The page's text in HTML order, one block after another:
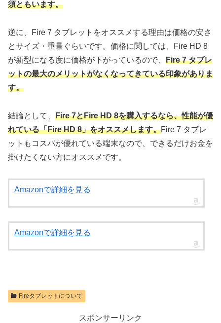
須ともいます。
逆に、Fire 7 タブレットをオススメする理由は価格の安さ
とサイズ・重量ぐらいです。価格に関しては、Fire HD 8
が新型になる度に価格が下がっているので、 Fire 7 タブレ
ットの最大のメリットがなくなってきている印象がありま
す。
結論として、 Fire 7とFire HD 8を購入するなら、性能が優
れている「Fire HD 8」をオススメします。Fire 7 タブレ
ットもコスパが優れている端末なので、できるだけお金を
掛けたくない方にオススメです。
Amazonで詳細を見る
Amazonで詳細を見る
Fireタブレットについて
スポンサーリンク